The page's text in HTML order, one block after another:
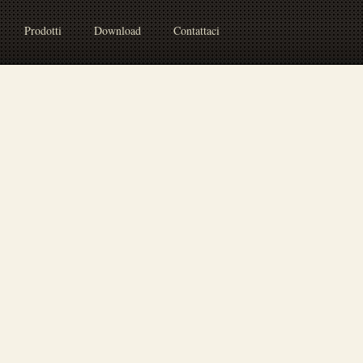
Prodotti Download Contattaci